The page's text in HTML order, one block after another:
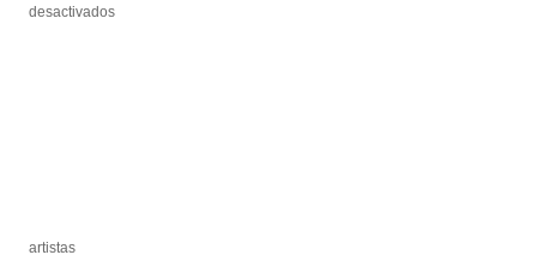
desactivadosen
desactivadosen
artistas
artistas